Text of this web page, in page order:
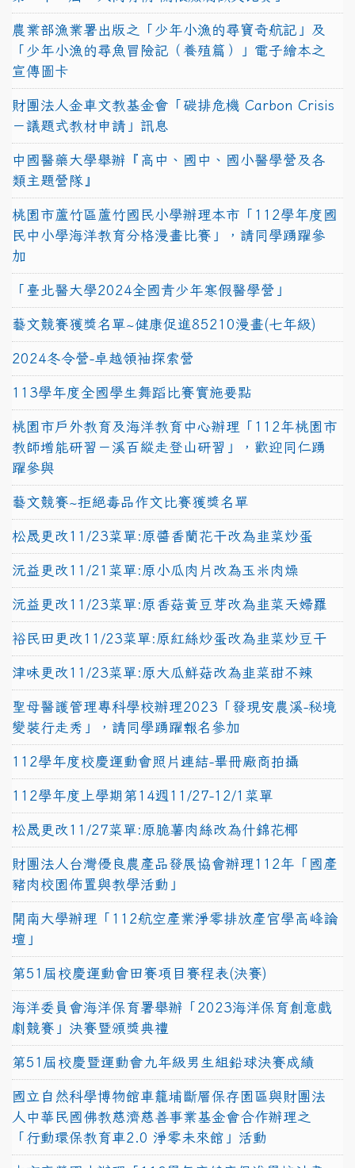
農業部漁業署出版之「少年小漁的尋寶奇航記」及
「少年小漁的尋魚冒險記（養殖篇）」電子繪本之
宣傳圖卡
財團法人金車文教基金會「碳排危機 Carbon Crisis
－議題式教材申請」訊息
中國醫藥大學舉辦『高中、國中、國小醫學營及各
類主題營隊』
桃園市蘆竹區蘆竹國民小學辦理本市「112學年度國
民中小學海洋教育分格漫畫比賽」，請同學踴躍參
加
「臺北醫大學2024全國青少年寒假醫學營」
藝文競賽獲獎名單~健康促進85210漫畫(七年級)
2024冬令營-卓越領袖探索營
113學年度全國學生舞蹈比賽實施要點
桃園市戶外教育及海洋教育中心辦理「112年桃園市
教師增能研習－溪百縱走登山研習」，歡迎同仁踴
躍參與
藝文競賽~拒絕毒品作文比賽獲獎名單
松晟更改11/23菜單:原醬香蘭花干改為韭菜炒蛋
沅益更改11/21菜單:原小瓜肉片改為玉米肉燥
沅益更改11/23菜單:原香菇黃豆芽改為韭菜天婦羅
裕民田更改11/23菜單:原紅絲炒蛋改為韭菜炒豆干
津味更改11/23菜單:原大瓜鮮菇改為韭菜甜不辣
聖母醫護管理專科學校辦理2023「發現安農溪-秘境
變裝行走秀」，請同學踴躍報名參加
112學年度校慶運動會照片連結-畢冊廠商拍攝
112學年度上學期第14週11/27-12/1菜單
松晟更改11/27菜單:原脆薯肉絲改為什錦花椰
財團法人台灣優良農產品發展協會辦理112年「國產
豬肉校園佈置與教學活動」
開南大學辦理「112航空產業淨零排放產官學高峰論
壇」
第51屆校慶運動會田賽項目賽程表(決賽)
海洋委員會海洋保育署舉辦「2023海洋保育創意戲
劇競賽」決賽暨頒獎典禮
第51屆校慶暨運動會九年級男生組鉛球決賽成績
國立自然科學博物館車籠埔斷層保存園區與財團法
人中華民國佛教慈濟慈善事業基金會合作辦理之
「行動環保教育車2.0 淨零未來館」活動